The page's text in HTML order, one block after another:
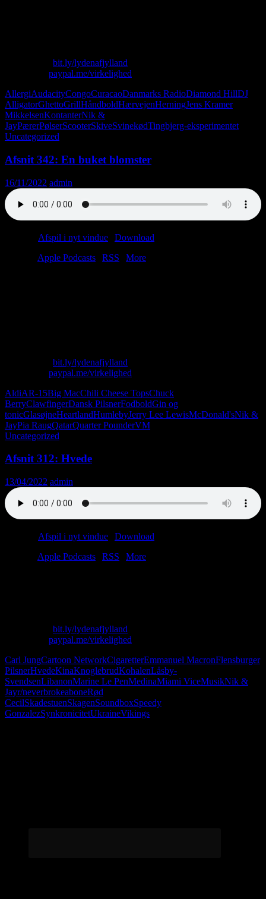
bit.ly/lydenafjylland
paypal.me/virkelighed
AllergiAudacityCongoCuracaoDanmarks RadioDiamond HillDJ
AlligatorGhettoGrillHåndboldHærvejenHerningJens Kramer
MikkelsenKontanterNik &
JayPærerPølserScooterSkiveSvinekødTingbjerg-eksperimentet
Uncategorized
Afsnit 342: En buket blomster
16/11/2022 admin
Afspil i nyt vindue Download
Apple Podcasts RSS
More
bit.ly/lydenafjylland
paypal.me/virkelighed
AldiAR-15Big MacChili Cheese TopsChuck
BerryClawfingerDansk PilsnerFodboldGin og
tonicGlasøjneHeartlandHumlebyJerry Lee LewisMcDonald'sNik &
JayPia RaugQatarQuarter PounderVM
Uncategorized
Afsnit 312: Hvede
13/04/2022 admin
Afspil i nyt vindue Download
Apple Podcasts RSS
More
bit.ly/lydenafjylland
paypal.me/virkelighed
Carl JungCartoon NetworkCigaretterEmmanuel MacronFlensburger
PilsnerHvedeKinaKnoglebrudKohalenLåsby-
SvendsenLibanonMarine Le PenMedinaMiami ViceMusikNik &
Jayr/neverbrokeaboneRød
CecilSkadestuenSkagenSoundboxSpeedy
GonzalezSynkronicitetUkraineVikings